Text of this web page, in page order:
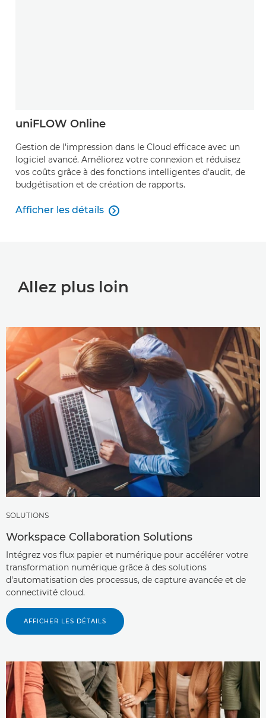
uniFLOW Online
Gestion de l'impression dans le Cloud efficace avec un
logiciel avancé. Améliorez votre connexion et réduisez
vos coûts grâce à des fonctions intelligentes d'audit, de
budgétisation et de création de rapports.
Afficher les détails
Afficher les détails

Allez plus loin
SOLUTIONS
Workspace Collaboration Solutions
Intégrez vos flux papier et numérique pour accélérer votre
transformation numérique grâce à des solutions
d'automatisation des processus, de capture avancée et de
connectivité cloud.
AFFICHER LES DÉTAILS